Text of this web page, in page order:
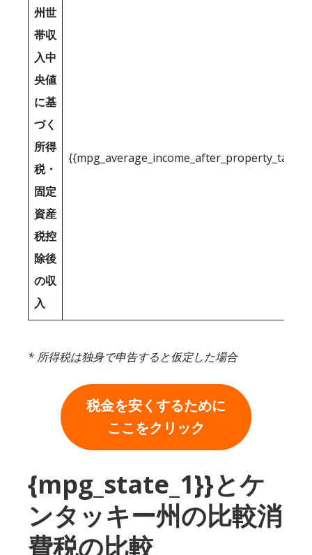
州世
帯収
入中
央値
に基
づく
所得
税・
固定
資産
税控
除後
の収
入
* 所得税は独身で申告すると仮定した場合
税金を安くするために
ここをクリック
{mpg_state_1}}とケ
ンタッキー州の比較消
費税の比較